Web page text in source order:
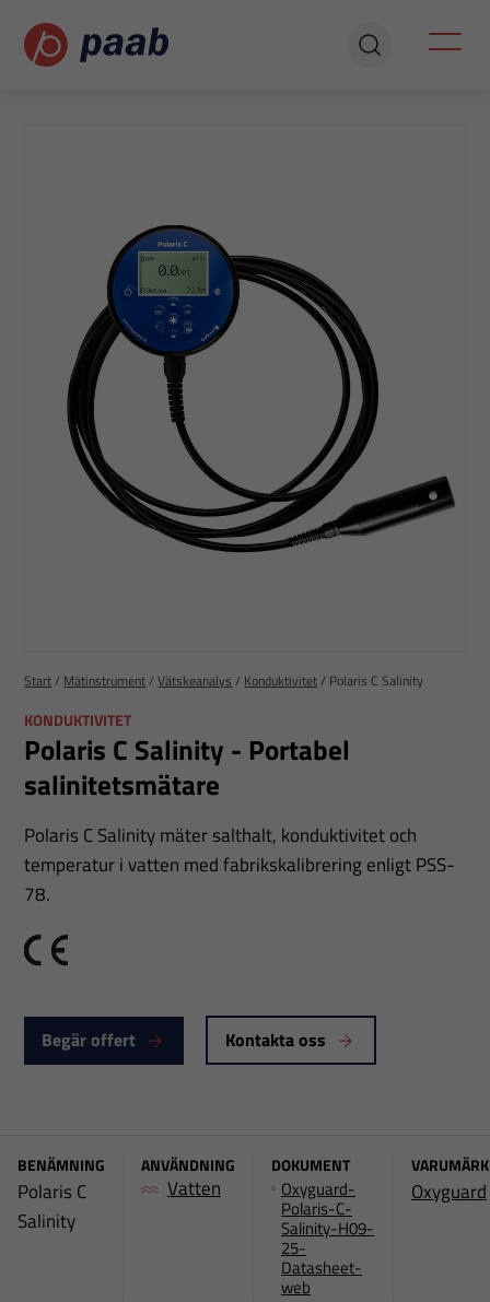
Start/ Mätinstrument/Vätskeanalys / Konduktivitet/ Polaris C Salinity
KONDUKTIVITET
Polaris C Salinity - Portabel
salinitetsmätare
Polaris C Salinity mäter salthalt, konduktivitet och
temperatur i vatten med fabriks­kalibrering enligt PSS-
78.
CE
Begär offert Kontakta oss
BENÄMNING
Polaris C
Salinity
ANVÄNDNING
Vatten
DOKUMENT
Oxyguard-
Polaris-C-
Salinity-H09-
25-
Datasheet-
web
Oxyguard